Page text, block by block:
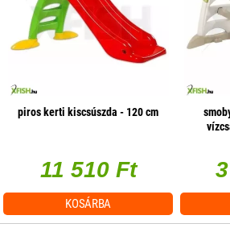
piros kerti kiscsúszda - 120 cm
11 510 Ft
KOSÁRBA